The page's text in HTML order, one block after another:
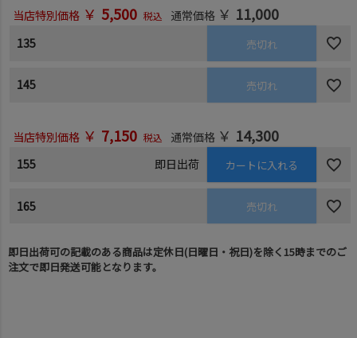
当店特別価格 ￥ 5,500 税込 通常価格 ￥ 11,000
135 売切れ
145 売切れ
当店特別価格 ￥ 7,150 税込 通常価格 ￥ 14,300
155 即日出荷 カートに入れる
165 売切れ
即日出荷可の記載のある商品は定休日(日曜日・祝日)を除く15時までのご
注文で即日発送可能となります。